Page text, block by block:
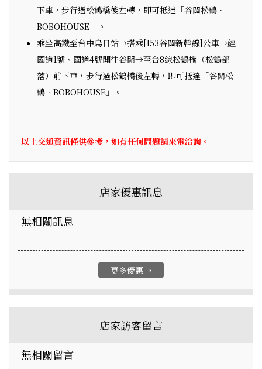
下車，步行過松鶴橋後左轉，即可抵達「谷關松鶴．
BOBOHOUSE」。
乘坐高鐵至台中烏日站→搭乘[153谷關新幹線]公車→經
國道1號、國道4號開往谷關→至台8線松鶴橋（松鶴部
落）前下車，步行過松鶴橋後左轉，即可抵達「谷關松
鶴．BOBOHOUSE」。
以上交通資訊僅供參考，如有任何問題請來電洽詢。
店家優惠訊息
無相關訊息
更多優惠 arrow_right
店家訪客留言
無相關留言